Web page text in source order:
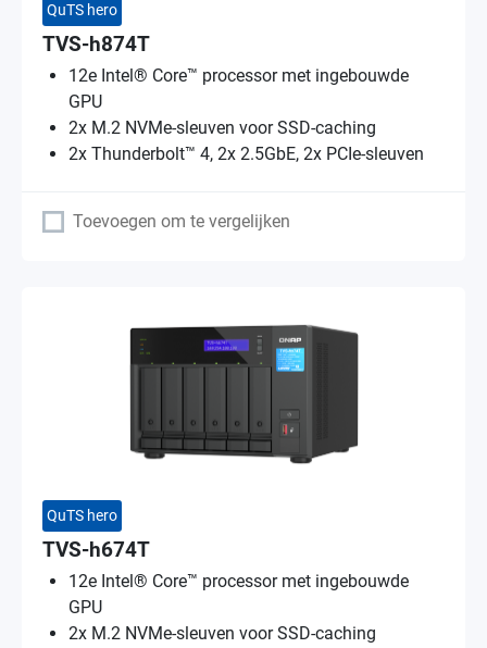
QuTS hero
TVS-h874T
12e Intel® Core™ processor met ingebouwde
GPU
2x M.2 NVMe-sleuven voor SSD-caching
2x Thunderbolt™ 4, 2x 2.5GbE, 2x PCIe-sleuven
Toevoegen om te vergelijken
QuTS hero
TVS-h674T
12e Intel® Core™ processor met ingebouwde
GPU
2x M.2 NVMe-sleuven voor SSD-caching